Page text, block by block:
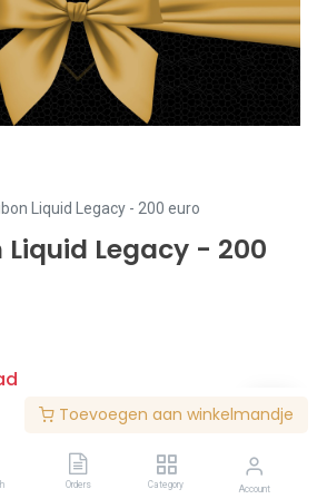
Toevoegen aan winkelmandje
Orders Category Account
Liquid Legacy - 200 euro
Legacy - 200
Bestel nu